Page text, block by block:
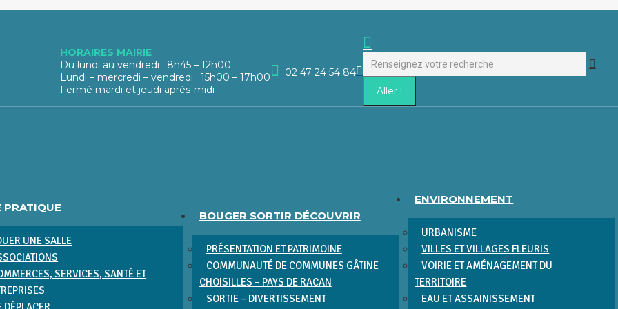
HORAIRES MAIRIE
Du lundi au vendredi : 8h45 – 12h00
Lundi – mercredi – vendredi : 15h00 – 17h00
Fermé mardi et jeudi après-midi
02 47 24 54 84
La
page
Facebook
fenêtre
PRATIQUE
UNE SALLE
SERVICES, SANTÉ ET
BOUGER SORTIR DÉCOUVRIR
PRÉSENTATION ET PATRIMOINE
COMMUNAUTÉ DE COMMUNES GÂTINE
CHOISILLES – PAYS DE RACAN
SORTIE – DIVERTISSEMENT
ENVIRONNEMENT
URBANISME
VILLES ET VILLAGES FLEURIS
VOIRIE ET AMÉNAGEMENT DU
TERRITOIRE
EAU ET ASSAINISSEMENT